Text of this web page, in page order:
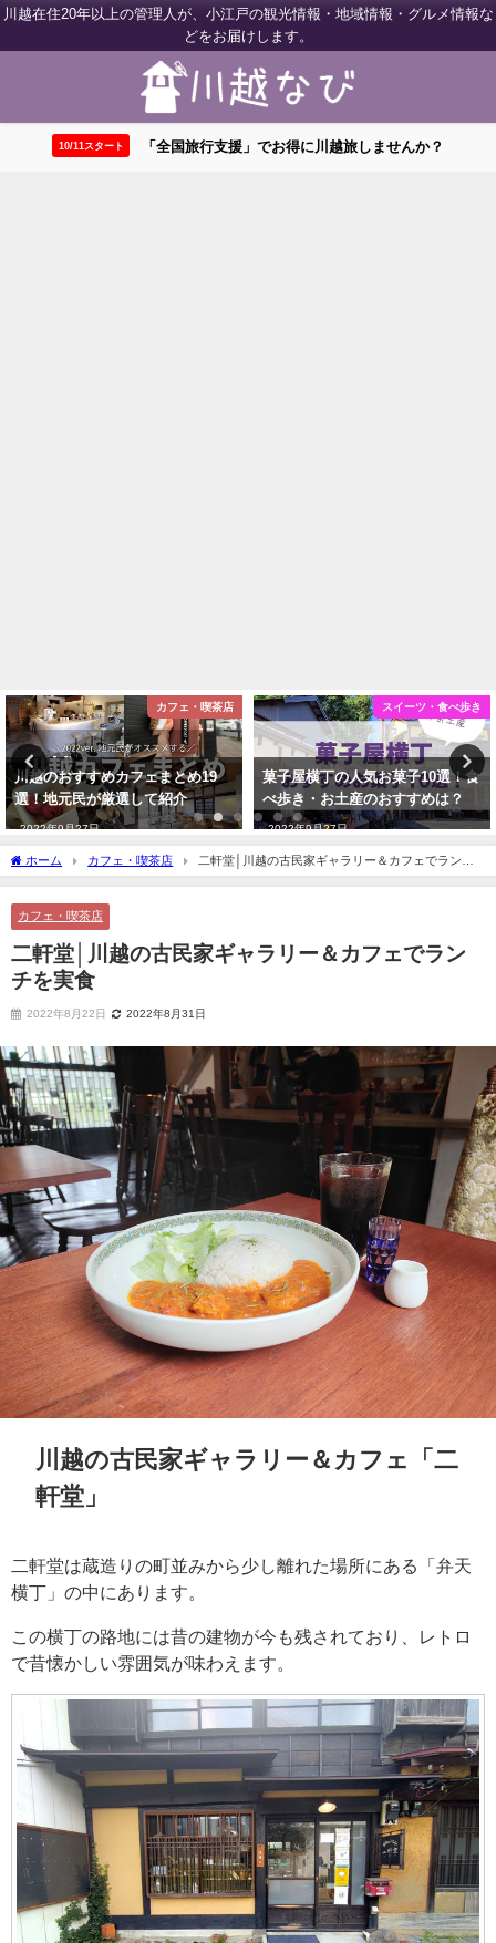
川越在住20年以上の管理人が、小江戸の観光情報・地域情報・グルメ情報な
どをお届けします。
10/11スタート 「全国旅行支援」でお得に川越旅しませんか？
店 スイーツ・食べ歩き
菓子屋横丁の人気お菓子10選！食
べ歩き・お土産のおすすめは？
2022年9月27日
川越ウェブ
【川越】全国旅行支援が10月
スタート！対象店舗はどこ？
2022年10月19日
ホーム カフェ・喫茶店
二軒堂│川越の古民家ギャラリー＆カフェでランチ
を実食
カフェ・喫茶店
二軒堂│川越の古民家ギャラリー＆カフェでラン
チを実食
2022年8月22日 2022年8月31日
川越の古民家ギャラリー＆カフェ「二
軒堂」
二軒堂は蔵造りの町並みから少し離れた場所にある「弁天
横丁」の中にあります。
この横丁の路地には昔の建物が今も残されており、レトロ
で昔懐かしい雰囲気が味わえます。